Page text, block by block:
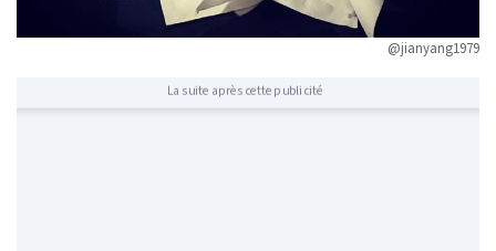
@jianyang1979
La suite après cette publicité